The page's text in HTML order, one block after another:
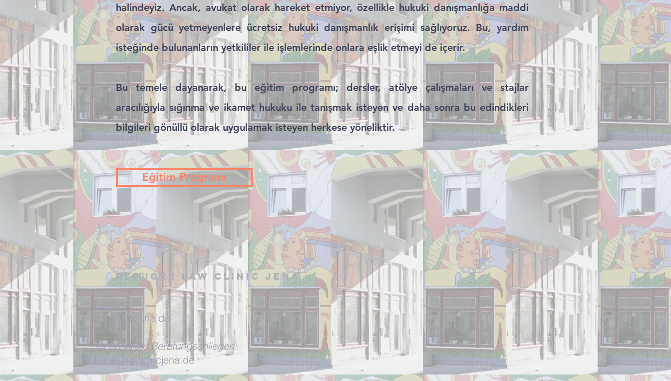
halindeyiz. Ancak, avukat olarak hareket etmiyor, özellikle hukuki danışmanlığa maddi
olarak gücü yetmeyenlere ücretsiz hukuki danışmanlık erişimi sağlıyoruz. Bu, yardım
isteğinde bulunanların yetkililer ile işlemlerinde onlara eşlik etmeyi de içerir.
Bu temele dayanarak, bu eğitim programı; dersler, atölye çalışmaları ve stajlar
aracılığıyla sığınma ve ikamet hukuku ile tanışmak isteyen ve daha sonra bu edindikleri
bilgileri gönüllü olarak uygulamak isteyen herkese yöneliktir.
Eğitim Programı
Refugee Law Clinic Jena
Kontakt:
info[at]rlcjena.de
für konkrete Beratungsanliegen:
beratung[at]rlcjena.de